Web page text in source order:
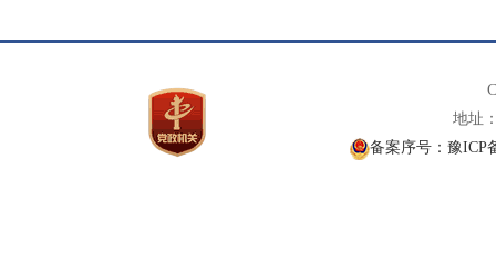
义务教育
养老服务
社会救助
地址
备案序号：豫ICP